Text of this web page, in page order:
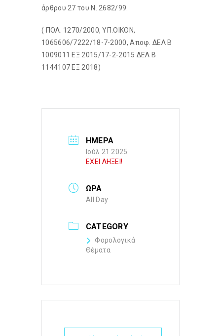
άρθρου 27 του Ν. 2682/99.
( ΠΟΛ. 1270/2000, ΥΠ.ΟΙΚΟΝ,
1065606/7222/18-7-2000, Αποφ. ΔΕΛ Β
1009011 ΕΞ 2015/17-2-2015 ΔΕΛ Β
1144107 ΕΞ 2018)
ΗΜΕΡΑ
Ιούλ 21 2025
ΕΧΕΙ ΛΗΞΕΙ!
ΩΡΑ
All Day
CATEGORY
Φορολογικά
Θέματα